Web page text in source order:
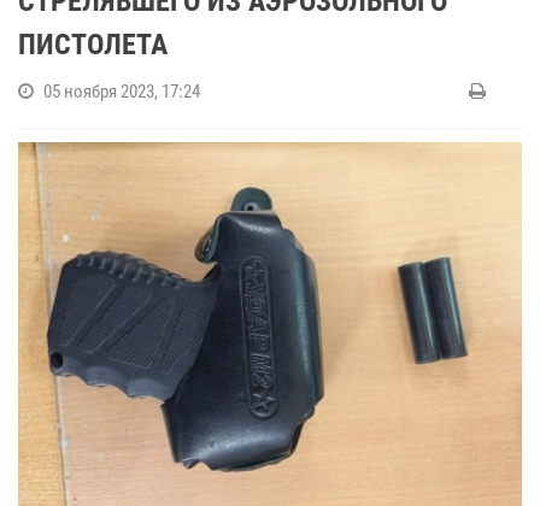
ПИСТОЛЕТА
05 ноября 2023, 17:24